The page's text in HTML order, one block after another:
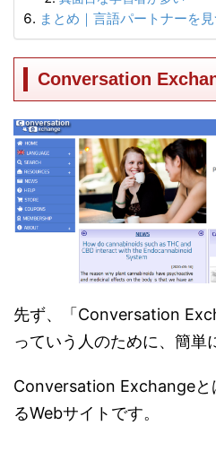
まとめ｜言語パートナーを
Conversation
先ず、「Conversation
っていう人のために、簡単
Conversation Exchangeと
るWebサイトです。